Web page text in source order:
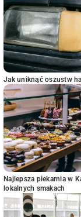
Jak uniknąć oszustw
Najlepsza piekarnia w
lokalnych smakach